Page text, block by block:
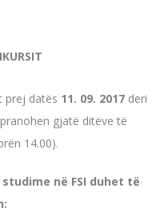
prej datës 11. 09. 2017 deri
gjatë ditëve të
14.00).
në FSI duhet të